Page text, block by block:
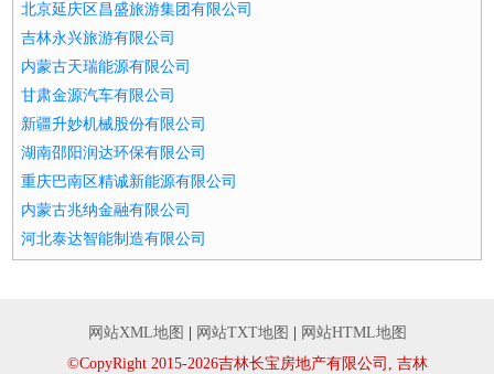
北京延庆区昌盛旅游集团有限公司
吉林永兴旅游有限公司
内蒙古天瑞能源有限公司
甘肃金源汽车有限公司
新疆升妙机械股份有限公司
湖南邵阳润达环保有限公司
重庆巴南区精诚新能源有限公司
内蒙古兆纳金融有限公司
河北泰达智能制造有限公司
网站XML地图 网站TXT地图
网站HTML地图
©CopyRight 2015-2026吉林长宝房地产有限公司, 吉林